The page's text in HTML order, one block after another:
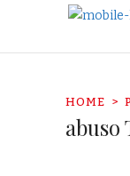
HOME
abuso